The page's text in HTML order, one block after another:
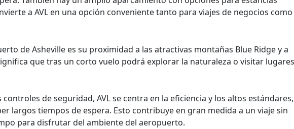
a AVL en una opción conveniente tanto para viajes de negocios como
de Asheville es su proximidad a las atractivas montañas Blue Ridge y a
que tras un corto vuelo podrá explorar la naturaleza o visitar lugares
controles de seguridad, AVL se centra en la eficiencia y los altos estándares,
largos tiempos de espera. Esto contribuye en gran medida a un viaje sin
para disfrutar del ambiente del aeropuerto.